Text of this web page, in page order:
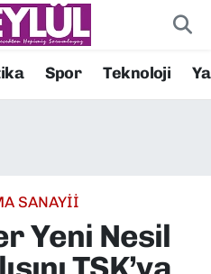
Spor Teknoloji
SANAYİİ
Yeni Nesil
ve Fikstür